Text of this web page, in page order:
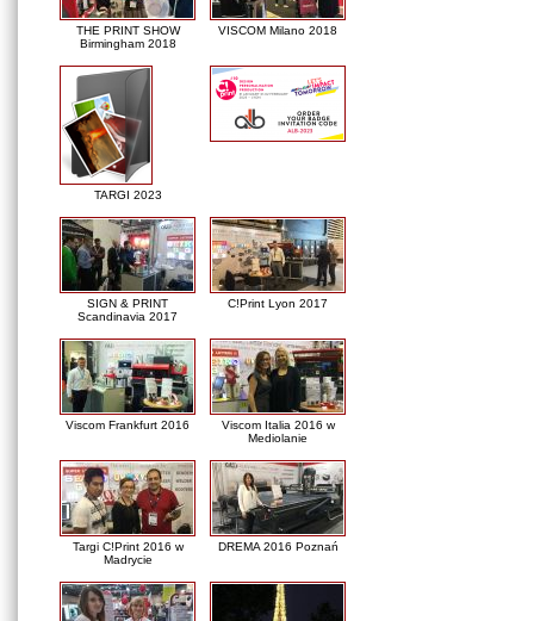
THE PRINT SHOW
Birmingham 2018
VISCOM Milano 2018
TARGI 2023
SIGN & PRINT
Scandinavia 2017
C!Print Lyon 2017
Viscom Frankfurt 2016
Viscom Italia 2016 w
Mediolanie
Targi C!Print 2016 w
Madrycie
DREMA 2016 Poznań